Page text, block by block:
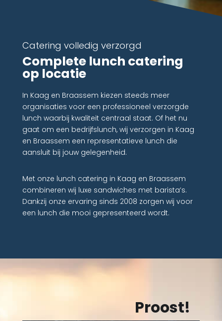
Catering volledig verzorgd
Complete lunch catering
op locatie
In Kaag en Braassem kiezen steeds meer
organisaties voor een professioneel verzorgde
lunch waarbij kwaliteit centraal staat. Of het nu
gaat om een bedrijfslunch, wij verzorgen in Kaag
en Braassem een representatieve lunch die
aansluit bij jouw gelegenheid.
Met onze lunch catering in Kaag en Braassem
combineren wij luxe sandwiches met barista’s.
Dankzij onze ervaring sinds 2008 zorgen wij voor
een lunch die mooi gepresenteerd wordt.
Proost!